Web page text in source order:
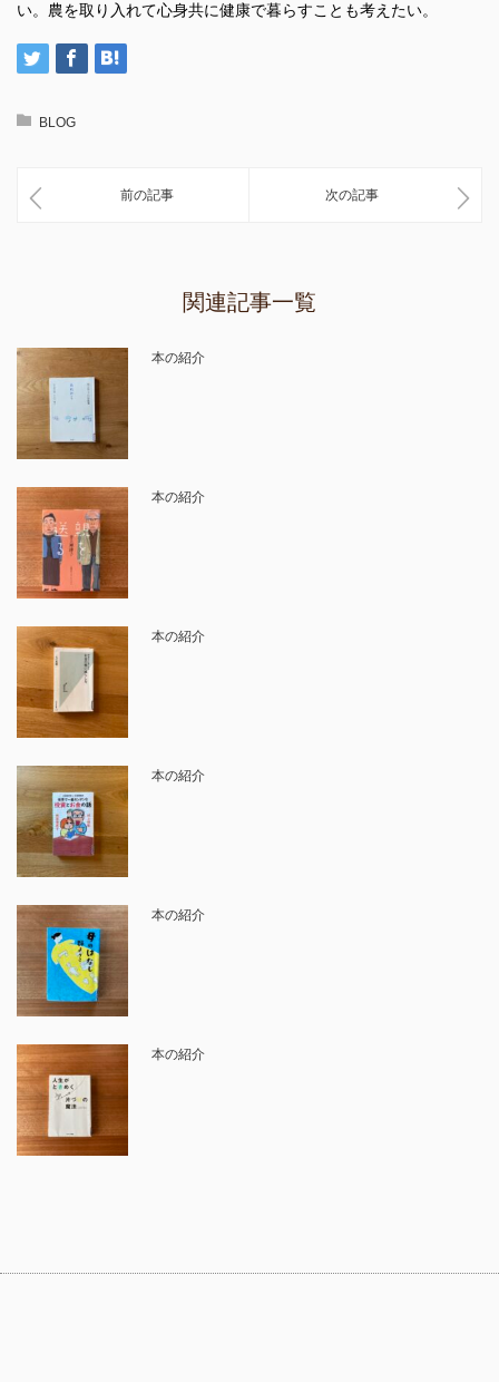
い。農を取り入れて心身共に健康で暮らすことも考えたい。
BLOG
前の記事 次の記事
関連記事一覧
本の紹介
本の紹介
本の紹介
本の紹介
本の紹介
本の紹介